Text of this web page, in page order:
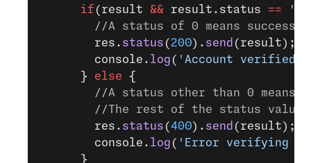
      if
(result && result.status == '0'
//A status of 0 means success!
        res.
status ( 200). send (result);
        console.
log ( 'Account verified!'
      }
else {
//A status other than 0 means
//The rest of the status
        res.
status (400). send (result);
        console.
log ( 'Error verifying
      }